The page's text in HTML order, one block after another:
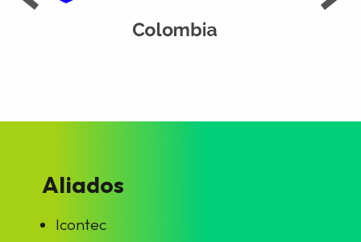
Aliados
Icontec